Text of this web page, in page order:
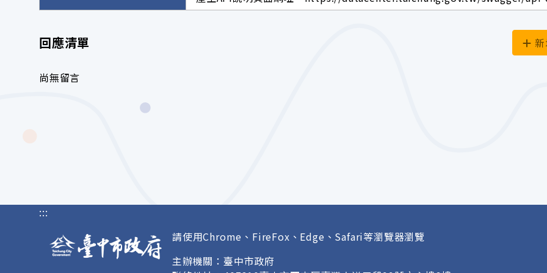
回應清單
尚無留言
:::
請使用Chrome、FireFox、Edge、Safari等瀏覽器瀏覽
主辦機關：臺中市政府